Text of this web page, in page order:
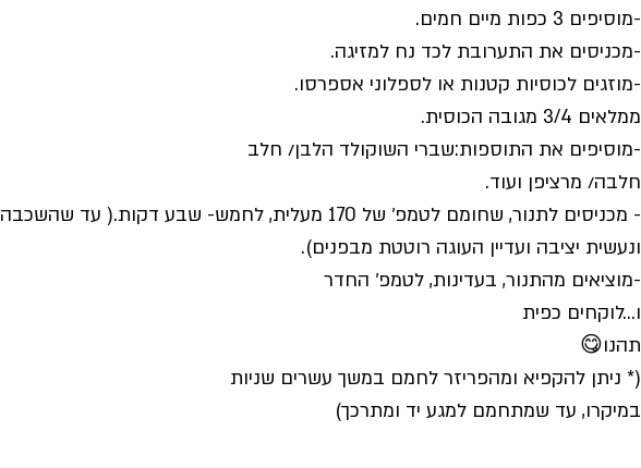
-מוסיפים 3 כפות מיים חמים.
-מכניסים את התערובת לכד נח למזיגה.
-מוזגים לכוסיות קטנות או לספלוני אספרסו.
ממלאים 3/4 מגובה הכוסית.
-מוסיפים את התוספות:שברי השוקולד הלבן/ חלב
חלבה/ מרציפן ועוד.
- מכניסים לתנור, שחומם לטמפ׳ של 170 מעלית, לחמש- שבע
ונעשית יציבה ועדיין העוגה רוטטת מבפנים).
-מוציאים מהתנור, בעדינות, לטמפ׳ החדר
ו...לוקחים כפית
תהנו😋
(* ניתן להקפיא ומהפריזר לחמם במשך עשרים שניות
במיקרו, עד שמתחמם למגע יד ומתרכך)